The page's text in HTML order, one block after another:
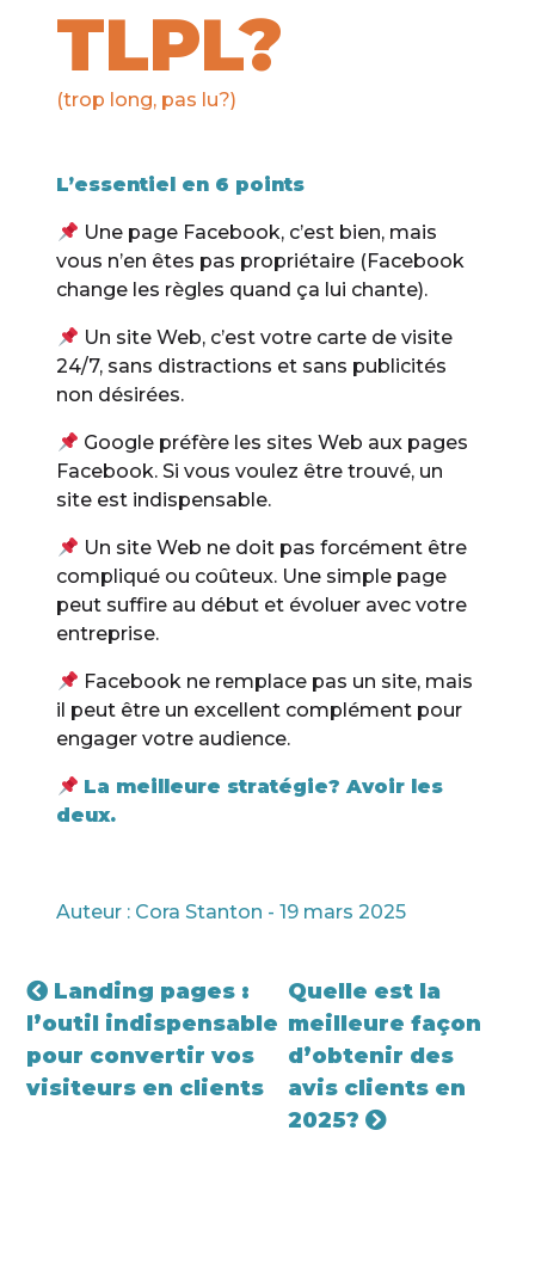
TLPL?
(trop long, pas lu?)
L’essentiel en 6 points
Une page Facebook, c’est bien, mais
vous n’en êtes pas propriétaire (Facebook
change les règles quand ça lui chante).
Un site Web, c’est votre carte de visite
24/7, sans distractions et sans publicités
non désirées.
Google préfère les sites Web aux pages
Facebook. Si vous voulez être trouvé, un
site est indispensable.
Un site Web ne doit pas forcément être
compliqué ou coûteux. Une simple page
peut suffire au début et évoluer avec votre
entreprise.
Facebook ne remplace pas un site, mais
il peut être un excellent complément pour
engager votre audience.
La meilleure stratégie? Avoir les
deux.
Auteur : Cora Stanton - 19 mars 2025
Landing pages :
l’outil indispensable
pour convertir vos
visiteurs en clients
Quelle est la
meilleure façon
d’obtenir des
avis clients en
2025?